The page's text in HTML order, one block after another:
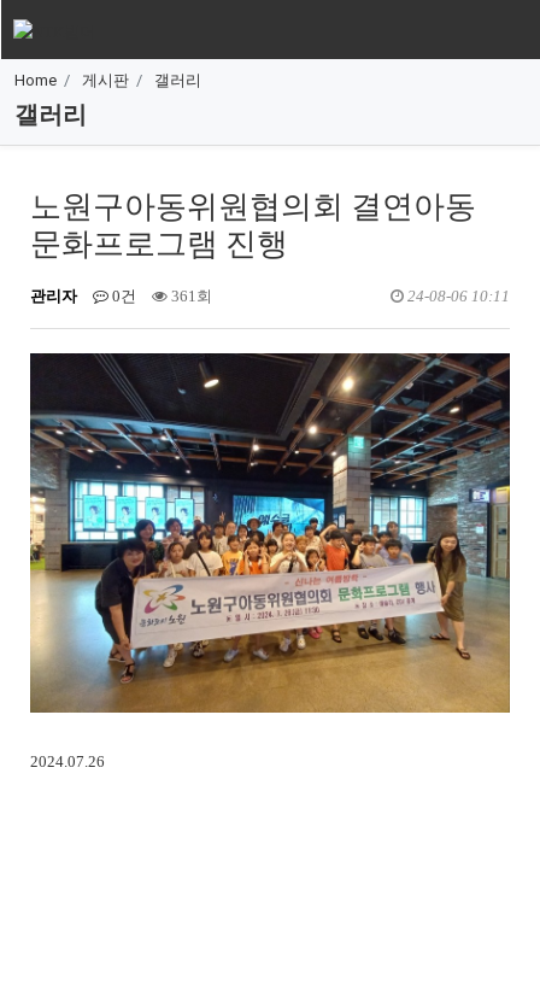
Home 게시판 갤러리
갤러리
노원구아동위원협의회 결연아동
문화프로그램 진행
관리자 0건 361회 24-08-06 10:11
2024.07.26